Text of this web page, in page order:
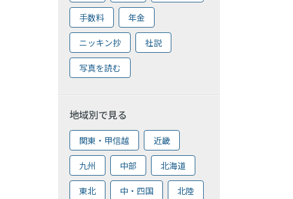
手数料 年金
ニッキン抄 社説
写真を読む
地域別で見る
関東・甲信越 近畿
九州 中部 北海道
東北 中・四国 北陸